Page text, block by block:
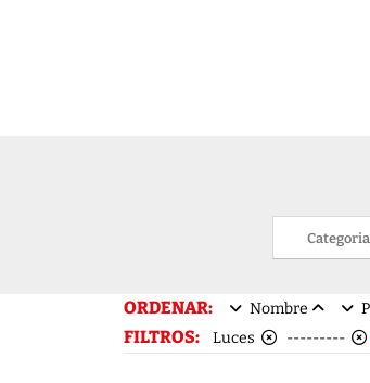
ORDENAR: Nombre
FILTROS: Luces ---------